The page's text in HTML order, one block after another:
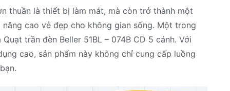
số
thuần là thiết bị làm mát, mà còn trở thành một
cao vẻ đẹp cho không gian sống. Một trong
trần đèn Beller 51BL – 074B CD 5 cánh. Với
cao, sản phẩm này không chỉ cung cấp luồng